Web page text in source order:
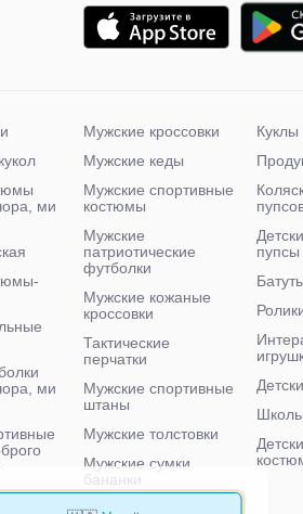
ми
ми
Мужские кроссовки
Мужские кеды
Мужские спортивные
костюмы
Мужские
патриотические
футболки
Мужские кожаные
кроссовки
Тактические
перчатки
Мужские спортивные
штаны
Мужские толстовки
Мужские сумки
бананки
Мужские тактические
Куклы
пупсы